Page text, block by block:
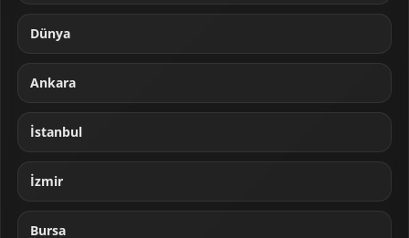
Dünya
Ankara
İstanbul
İzmir
Bursa